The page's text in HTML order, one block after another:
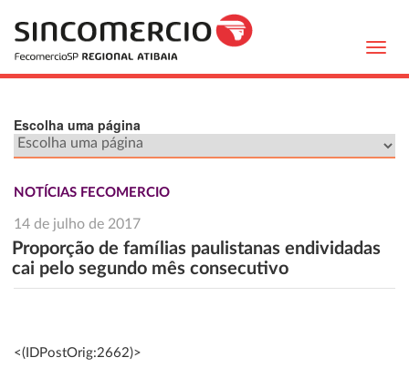
Escolha uma página
NOTÍCIAS FECOMERCIO
14 de julho de 2017
Proporção de famílias paulistanas endividadas
cai pelo segundo mês consecutivo
<(IDPostOrig:2662)>